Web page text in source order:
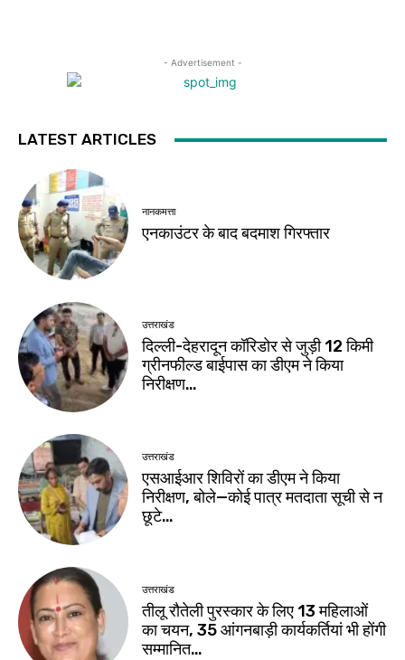
- Advertisement -
LATEST ARTICLES
नानकमत्ता
एनकाउंटर के बाद बदमाश गिरफ्तार
उत्तराखंड
दिल्ली-देहरादून कॉरिडोर से जुड़ी 12 किमी
ग्रीनफील्ड बाईपास का डीएम ने किया
निरीक्षण…
उत्तराखंड
एसआईआर शिविरों का डीएम ने किया
निरीक्षण, बोले—कोई पात्र मतदाता सूची से न
छूटे…
उत्तराखंड
तीलू रौतेली पुरस्कार के लिए 13 महिलाओं
का चयन, 35 आंगनबाड़ी कार्यकर्तियां भी होंगी
सम्मानित…